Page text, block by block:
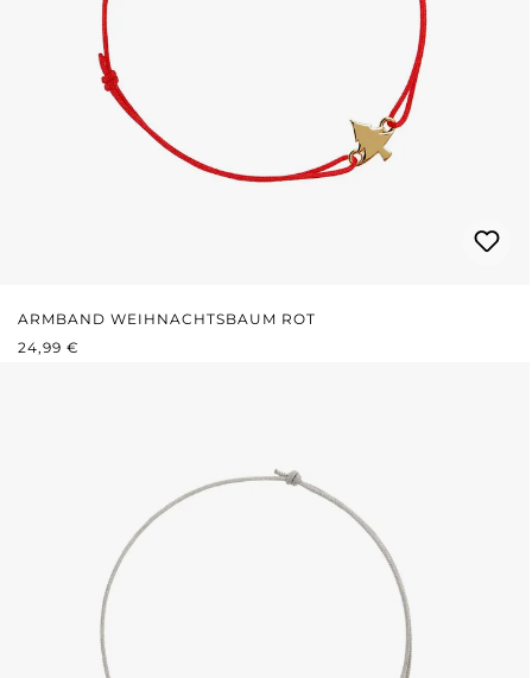
ARMBAND WEIHNACHTSBAUM ROT
REGULÄRER PREIS:
24,99 €